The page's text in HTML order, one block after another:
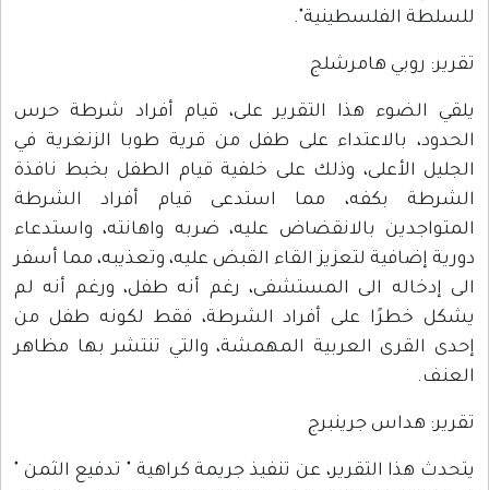
للسلطة الفلسطينية".
تقرير: روبي هامرشلج
يلقي الضوء هذا التقرير على، قيام أفراد شرطة حرس
الحدود، بالاعتداء على طفل من قرية طوبا الزنغرية في
الجليل الأعلى، وذلك على خلفية قيام الطفل بخبط نافذة
الشرطة بكفه، مما استدعى قيام أفراد الشرطة
المتواجدين بالانقضاض عليه، ضربه واهانته، واستدعاء
دورية إضافية لتعزيز القاء القبض عليه، وتعذيبه، مما أسفر
الى إدخاله الى المستشفى، رغم أنه طفل، ورغم أنه لم
يشكل خطرًا على أفراد الشرطة، فقط لكونه طفل من
إحدى القرى العربية المهمشة، والتي تنتشر بها مظاهر
العنف.
تقرير: هداس جرينبرج
يتحدث هذا التقرير، عن تنفيذ جريمة كراهية " تدفيع الثمن "